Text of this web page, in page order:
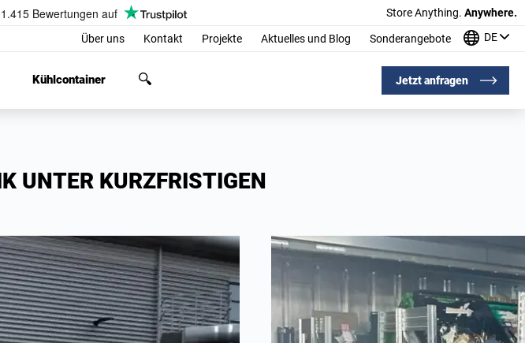
Store Anything. Anywhere.
Über uns Kontakt Projekte Aktuelles und Blog Sonderangebote DE
Kühlcontainer Jetzt anfragen
UNTER KURZFRISTIGEN